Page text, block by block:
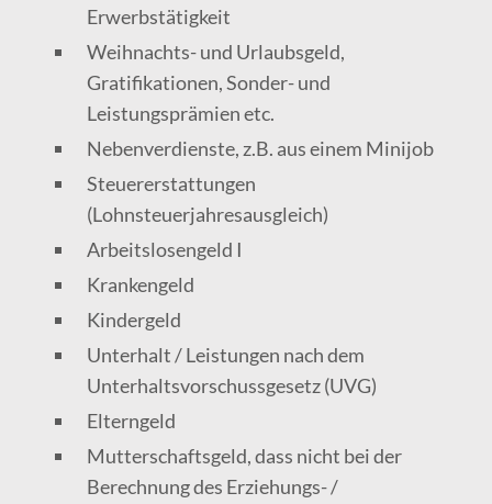
Erwerbstätigkeit
Weihnachts- und Urlaubsgeld,
Gratifikationen, Sonder- und
Leistungsprämien etc.
Nebenverdienste, z.B. aus einem Minijob
Steuererstattungen
(Lohnsteuerjahresausgleich)
Arbeitslosengeld I
Krankengeld
Kindergeld
Unterhalt / Leistungen nach dem
Unterhaltsvorschussgesetz (UVG)
Elterngeld
Mutterschaftsgeld, dass nicht bei der
Berechnung des Erziehungs- /